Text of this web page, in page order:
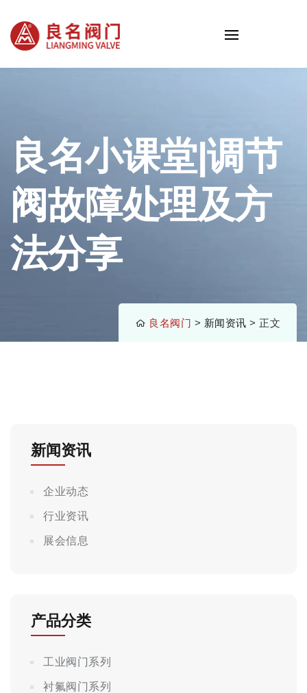
良名小课堂|调节
阀故障处理及方
法分享
良名阀门 > 新闻资讯 > 正文
新闻资讯
企业动态
行业资讯
展会信息
产品分类
工业阀门系列
衬氟阀门系列